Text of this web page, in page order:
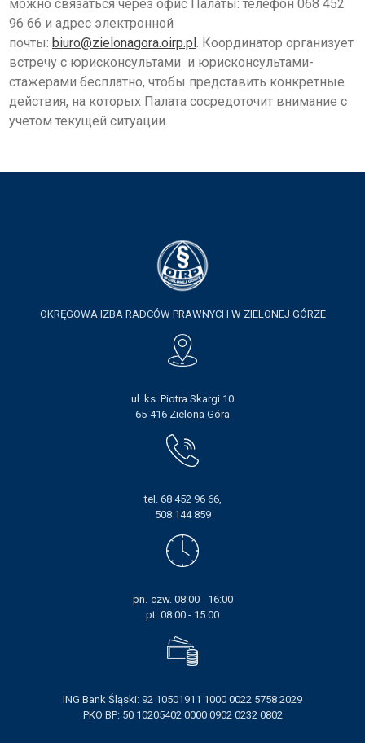
можно связаться через офис Палаты: телефон 068 452
96 66 и адрес электронной
почты: biuro@zielonagora.oirp.pl. Координатор организует
встречу с юрисконсультами и юрисконсультами-
стажерами бесплатно, чтобы представить конкретные
действия, на которых Палата сосредоточит внимание с
учетом текущей ситуации.
OKRĘGOWA IZBA RADCÓW PRAWNYCH W ZIELONEJ GÓRZE
ul. ks. Piotra Skargi 10
65-416 Zielona Góra
tel. 68 452 96 66,
508 144 859
pn.-czw. 08:00 - 16:00
pt. 08:00 - 15:00
ING Bank Śląski: 92 10501911 1000 0022 5758 2029
PKO BP: 50 10205402 0000 0902 0232 0802